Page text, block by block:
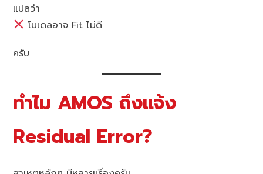
แปลว่า
โมเดลอาจ Fit ไม่ดี
ครับ
ทำไม AMOS ถึงแจ้ง
Residual Error?